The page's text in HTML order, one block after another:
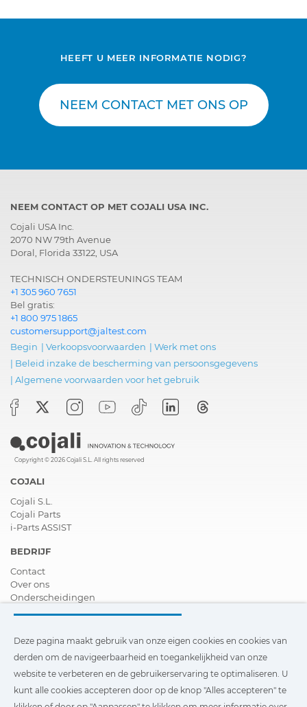
HEEFT U MEER INFORMATIE NODIG?
NEEM CONTACT MET ONS OP
NEEM CONTACT OP MET COJALI USA INC.
Cojali USA Inc.
2070 NW 79th Avenue
Doral, Florida 33122, USA
TECHNISCH ONDERSTEUNINGS TEAM
+1 305 960 7651
Bel gratis:
+1 800 975 1865
customersupport@jaltest.com
Begin | Verkoopsvoorwaarden | Werk met ons
| Beleid inzake de bescherming van persoonsgegevens
| Algemene voorwaarden voor het gebruik
Copyright © 2026 Cojali S.L. All rights reserved
COJALI
Cojali S.L.
Cojali Parts
i-Parts ASSIST
BEDRIJF
Contact
Over ons
Onderscheidingen
Verdeler worden
Nieuws
Video´s
FAQ - V&A
Deze pagina maakt gebruik van onze eigen cookies en cookies
Deze pagina maakt gebruik van onze eigen cookies en cookies van
derden om de navigeerbaarheid en toegankelijkheid van onze
website te verbeteren en de gebruikerservaring te optimaliseren. U
kunt alle cookies accepteren door op de knop "Alles accepteren" te